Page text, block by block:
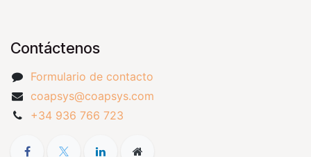
Contáctenos
Formulario de contacto
coapsys@coapsys.com
+34 936 766 723